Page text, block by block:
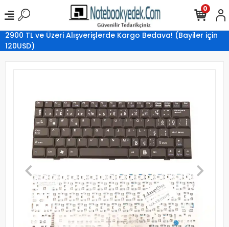
2900 TL ve Üzeri Alışverişlerde Kargo Bedava! (Bayiler için
120USD)
0